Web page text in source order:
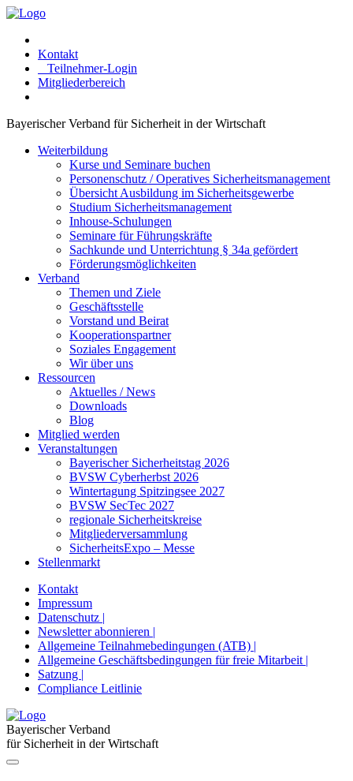
Kontakt
Teilnehmer-Login
Mitgliederbereich
Bayerischer Verband für Sicherheit in der Wirtschaft
Weiterbildung
Kurse und Seminare buchen
Personenschutz / Operatives Sicherheitsmanagement
Übersicht Ausbildung im Sicherheitsgewerbe
Studium Sicherheitsmanagement
Inhouse-Schulungen
Seminare für Führungskräfte
Sachkunde und Unterrichtung § 34a gefördert
Förderungsmöglichkeiten
Verband
Themen und Ziele
Geschäftsstelle
Vorstand und Beirat
Kooperationspartner
Soziales Engagement
Wir über uns
Ressourcen
Aktuelles / News
Downloads
Blog
Mitglied werden
Veranstaltungen
Bayerischer Sicherheitstag 2026
BVSW Cyberherbst 2026
Wintertagung Spitzingsee 2027
BVSW SecTec 2027
regionale Sicherheitskreise
Mitgliederversammlung
SicherheitsExpo – Messe
Stellenmarkt
Kontakt
Impressum
Datenschutz |
Newsletter abonnieren |
Allgemeine Teilnahmebedingungen (ATB) |
Allgemeine Geschäftsbedingungen für freie Mitarbeit |
Satzung |
Compliance Leitlinie
Bayerischer Verband
für Sicherheit in der Wirtschaft